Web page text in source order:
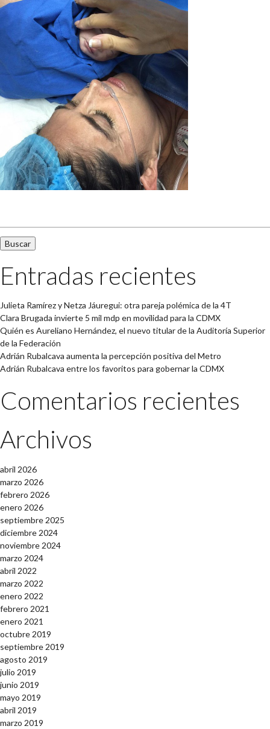
Entradas recientes
Julieta Ramírez y Netza Jáuregui: otra pareja polémica de la 4T
Clara Brugada invierte 5 mil mdp en movilidad para la CDMX
Quién es Aureliano Hernández, el nuevo titular de la Auditoría Superior
de la Federación
Adrián Rubalcava aumenta la percepción positiva del Metro
Adrián Rubalcava entre los favoritos para gobernar la CDMX
Comentarios recientes
Archivos
abril 2026
marzo 2026
febrero 2026
enero 2026
septiembre 2025
diciembre 2024
noviembre 2024
marzo 2024
abril 2022
marzo 2022
enero 2022
febrero 2021
enero 2021
octubre 2019
septiembre 2019
agosto 2019
julio 2019
junio 2019
mayo 2019
abril 2019
marzo 2019